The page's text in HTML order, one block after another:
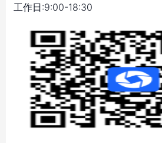
工作日:9:00-18:30